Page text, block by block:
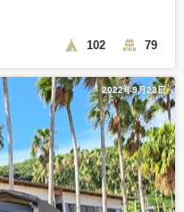
102 79
2022年9月23日